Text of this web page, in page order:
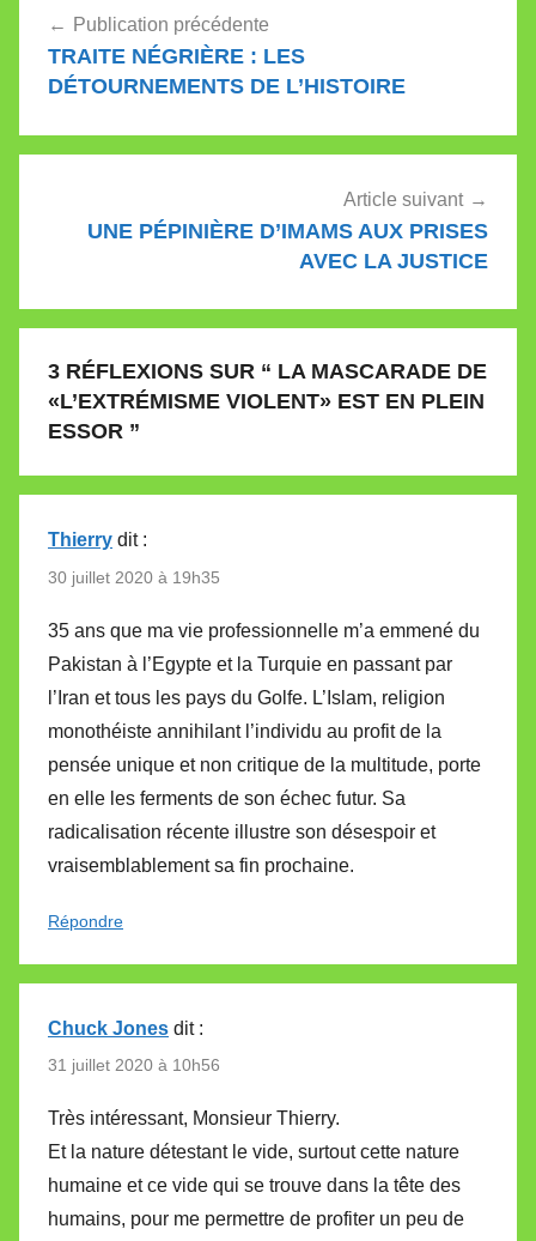
de
l’article
Publication précédente
TRAITE NÉGRIÈRE : LES
DÉTOURNEMENTS DE L’HISTOIRE
Article suivant
UNE PÉPINIÈRE D’IMAMS AUX PRISES
AVEC LA JUSTICE
3 RÉFLEXIONS SUR “ LA MASCARADE DE
«L’EXTRÉMISME VIOLENT» EST EN PLEIN
ESSOR ”
Thierry dit :
30 juillet 2020 à 19h35
35 ans que ma vie professionnelle m’a emmené du
Pakistan à l’Egypte et la Turquie en passant par
l’Iran et tous les pays du Golfe. L’Islam, religion
monothéiste annihilant l’individu au profit de la
pensée unique et non critique de la multitude, porte
en elle les ferments de son échec futur. Sa
radicalisation récente illustre son désespoir et
vraisemblablement sa fin prochaine.
Répondre
Chuck Jones dit :
31 juillet 2020 à 10h56
Très intéressant, Monsieur Thierry.
Et la nature détestant le vide, surtout cette nature
humaine et ce vide qui se trouve dans la tête des
humains, pour me permettre de profiter un peu de